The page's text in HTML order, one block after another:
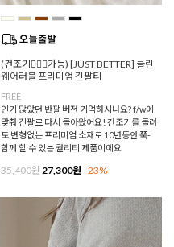
(건조기🙆🏻‍♀️가능) [JUST BETTER] 클린
웨어러블 프리미엄 긴팔티
FREE
인기 많았던 반팔 버전 기억하시나요? f/w에
맞춰 긴팔로 다시 돌아왔어요! 건조기를 돌려
도 변형없는 프리미엄 소재로 10년동안 쭉-
함께 할 수 있는 퀄리티 제품이에요
35,400원 27,300원 23%